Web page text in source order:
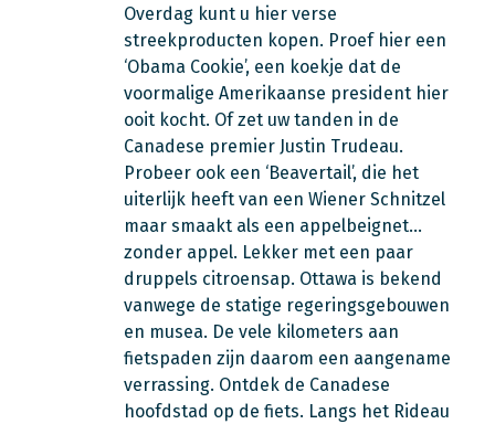
Overdag kunt u hier verse
streekproducten kopen. Proef hier een
‘Obama Cookie’, een koekje dat de
voormalige Amerikaanse president hier
ooit kocht. Of zet uw tanden in de
Canadese premier Justin Trudeau.
Probeer ook een ‘Beavertail’, die het
uiterlijk heeft van een Wiener Schnitzel
maar smaakt als een appelbeignet…
zonder appel. Lekker met een paar
druppels citroensap. Ottawa is bekend
vanwege de statige regeringsgebouwen
en musea. De vele kilometers aan
fietspaden zijn daarom een aangename
verrassing. Ontdek de Canadese
hoofdstad op de fiets. Langs het Rideau